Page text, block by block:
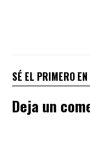
SÉ EL PRIMERO
Deja un